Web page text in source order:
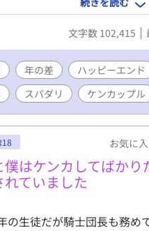
つけます。 ◆登場人物 ま
、無戸籍児 太郎（あきま
ート先輩はうかつな後輩
※
文字数 102,415
年の差 ハッピーエンド
スパダリ ケンカップル
お気に
はケンカしてばかり
ていました
の生徒だが騎士団長も務め